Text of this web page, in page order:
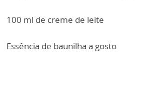
100 ml de creme de leite
Essência de baunilha a gosto